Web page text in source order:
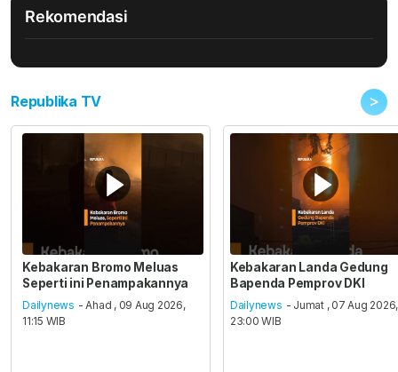
Rekomendasi
Republika TV >
Kebakaran Bromo Meluas
Seperti ini Penampakannya
Dailynews - Ahad , 09 Aug 2026,
11:15 WIB
Kebakaran Landa Gedung
Bapenda Pemprov DKI
Dailynews - Jumat , 07 Aug 2026,
23:00 WIB